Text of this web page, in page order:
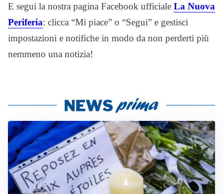
E segui la nostra pagina Facebook ufficiale La Nuova
Periferia: clicca “Mi piace” o “Segui” e gestisci
impostazioni e notifiche in modo da non perderti più
nemmeno una notizia!